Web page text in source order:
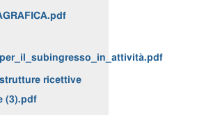
ricettive
(3).pdf